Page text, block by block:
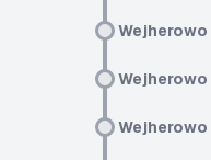
Wejherowo
Wejherowo
Wejherowo